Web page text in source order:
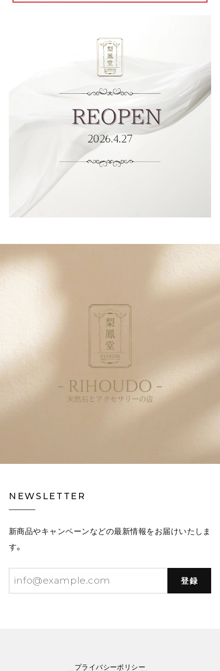
NEWSLETTER
新商品やキャンペーンなどの最新情報をお届けいたしま
す。
登録
プライバシーポリシー